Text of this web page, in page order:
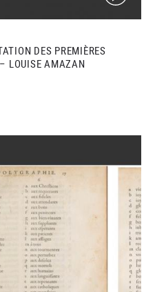
DES PREMIÈRES
LOUISE AMAZAN